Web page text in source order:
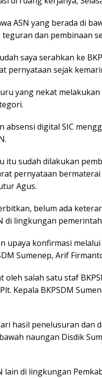
ASN yang berada di
dan pembinaan
saya serahkan ke
pernyataan sejak
yang nekat
absensi digital SIC
itu sudah dilakukan
pernyataan
Agus.
belum ada
di lingkungan
upaya konfirmasi
Sumenep, Arif
oleh salah satu staf
Kepala BKPSDM
hasil penelusuran dan
naungan Disdik
lain di lingkungan